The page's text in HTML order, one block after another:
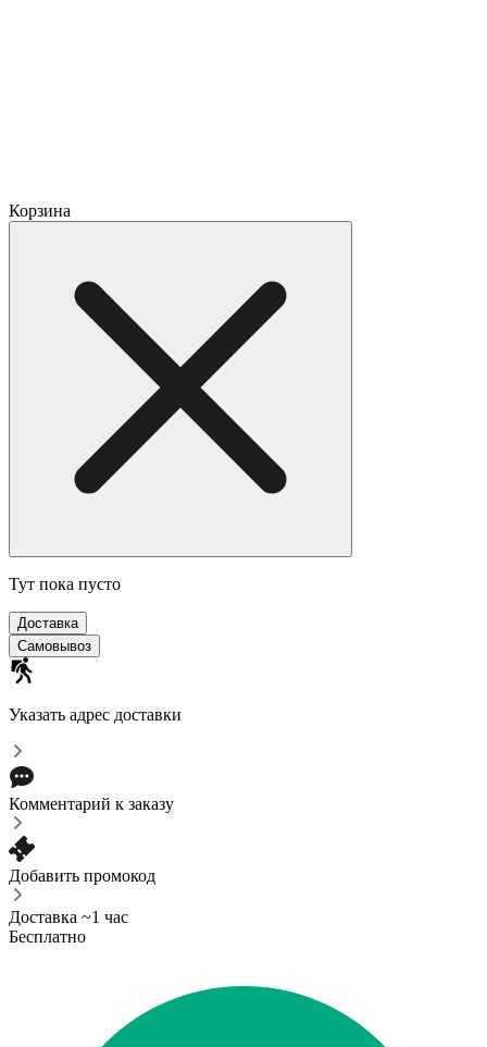
Корзина
Тут пока пусто
Доставка
Самовывоз
Указать адрес доставки
Комментарий к заказу
Добавить промокод
Доставка ~1 час
Бесплатно